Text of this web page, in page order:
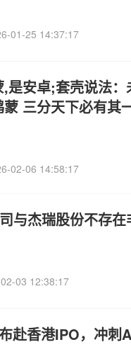
01-25 14:37:17
是安卓;套壳说法
三分天下必有其
02-06 14:58:17
与杰瑞股份不存
03 12:38:17
赴香港IPO，冲刺